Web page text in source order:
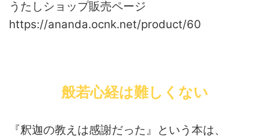
うたしショップ販売ページ
https://ananda.ocnk.net/product/60
般若心経は難しくない
『釈迦の教えは感謝だった』という本は、